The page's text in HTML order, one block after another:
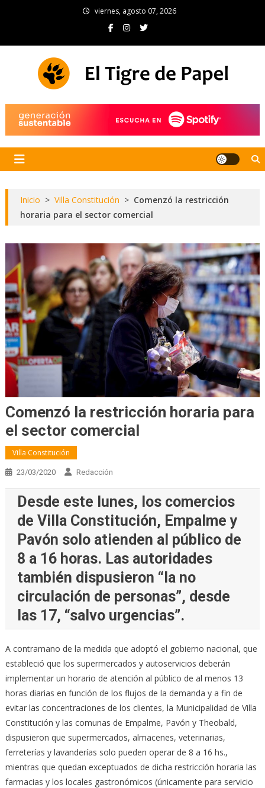
viernes, agosto 07, 2026
Inicio > Villa Constitución > Comenzó la restricción
horaria para el sector comercial
Comenzó la restricción horaria para
el sector comercial
Villa Constitución
23/03/2020 Redacción
Desde este lunes, los comercios
de Villa Constitución, Empalme y
Pavón solo atienden al público de
8 a 16 horas. Las autoridades
también dispusieron “la no
circulación de personas”, desde
las 17, “salvo urgencias”.
A contramano de la medida que adoptó el gobierno nacional, que
estableció que los supermercados y autoservicios deberán
implementar un horario de atención al público de al menos 13
horas diarias en función de los flujos de la demanda y a fin de
evitar las concentraciones de los clientes, la Municipalidad de Villa
Constitución y las comunas de Empalme, Pavón y Theobald,
dispusieron que supermercados, almacenes, veterinarias,
ferreterías y lavanderías solo pueden operar de 8 a 16 hs.,
mientras que quedan exceptuados de dicha restricción horaria las
farmacias y los locales gastronómicos (únicamente para servicio